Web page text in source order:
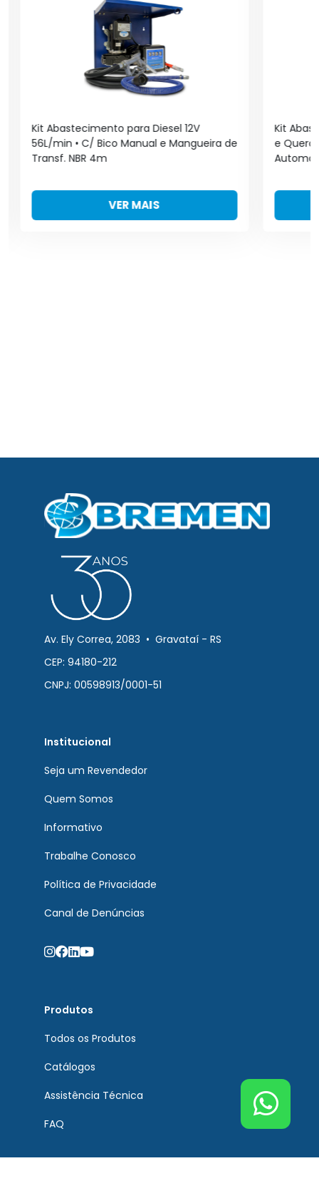
Kit Abastecimento para Diesel 12V
56L/min • C/ Bico Manual e Mangueira de
Transf. NBR 4m
VER MAIS
Kit
e
Av. Ely Correa, 2083 • Gravataí - RS
CEP: 94180-212
CNPJ: 00598913/0001-51
Institucional
Seja um Revendedor
Quem Somos
Informativo
Trabalhe Conosco
Política de Privacidade
Canal de Denúncias
Produtos
Todos os Produtos
Catálogos
Assistência Técnica
FAQ